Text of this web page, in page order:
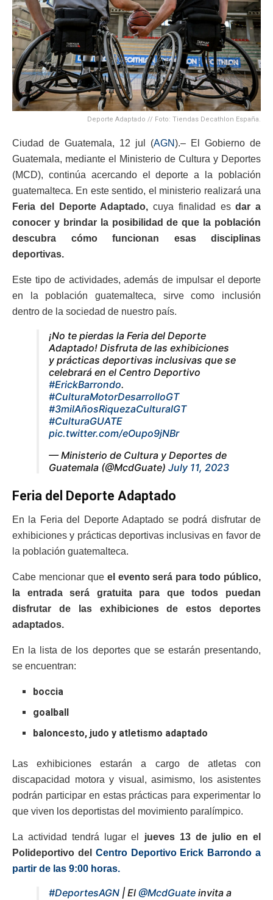
Deporte Adaptado // Foto: Tiendas Decathlon España.
Ciudad de Guatemala, 12 jul (AGN).– El Gobierno de
Guatemala, mediante el Ministerio de Cultura y Deportes
(MCD), continúa acercando el deporte a la población
guatemalteca. En este sentido, el ministerio realizará una
Feria del Deporte Adaptado, cuya finalidad esdar a
conocer y brindar la posibilidad de que la población
descubra cómo funcionan esas disciplinas
deportivas.
Este tipo de actividades, además de impulsar el deporte
en la población guatemalteca, sirve como inclusión
dentro de la sociedad de nuestro país.
¡No te pierdas la Feria del Deporte
Adaptado! Disfruta de las exhibiciones
y prácticas deportivas inclusivas que se
celebrará en el Centro Deportivo
#ErickBarrondo.
#CulturaMotorDesarrolloGT
#3milAñosRiquezaCulturalGT
#CulturaGUATE
pic.twitter.com/eOupo9jNBr
— Ministerio de Cultura y Deportes de
Guatemala (@McdGuate) July 11, 2023
Feria del Deporte Adaptado
En la Feria del Deporte Adaptado se podrá disfrutar de
exhibiciones y prácticas deportivas inclusivas en favor de
la población guatemalteca.
Cabe mencionar queel evento será para todo público,
la entrada será gratuita para que todos puedan
disfrutar de las exhibiciones de estos deportes
adaptados.
En la lista de los deportes que se estarán presentando,
se encuentran:
boccia
goalball
baloncesto, judo y atletismo adaptado
Las exhibiciones estarán a cargo de atletas con
discapacidad motora y visual, asimismo, los asistentes
podrán participar en estas prácticas para experimentar lo
que viven los deportistas del movimiento paralímpico.
La actividad tendrá lugar el
jueves 13 de julio en el
Polideportivo del Centro Deportivo Erick Barrondo a
partir de las 9:00 horas.
#DeportesAGN | El @McdGuate invita a